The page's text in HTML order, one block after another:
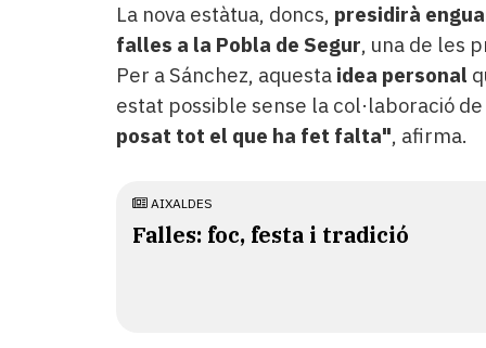
La nova estàtua, doncs, presidirà
falles a la Pobla de Segur, una de les
Per a Sánchez, aquesta idea personal
estat possible sense la col·laboració
posat tot el que ha fet falta", afirma.
AIXALDES
Falles: foc, festa i tradició